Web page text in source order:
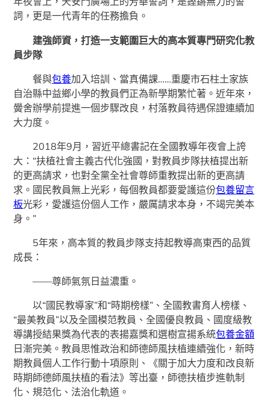
詞，更是一代青年的任務擔負。
建強師資，打造一支範圍巨大的高本質專門研究化教
員步隊
餐與包養加入培訓、當真備課……重慶市石柱土家族
自治縣中益鄉小學的教員們正為新學期繁忙著。近年來，
黌舍辦學前提進一個步驟改良，村落教員待遇保證連續加
大力度。
2018年9月，習近平總書記在全國教導年夜會上誇
大：“扶植社會主義古代化強國，對教員步隊扶植提出新
的更高請求，也對全黨全社會尊師重教提出新的更高請
求。國民教員無上光彩，每個教員都要愛護這份包養留言
板光彩，愛護這份個人工作，嚴厲請求本身，不竭完美本
身。”
5年來，高本質的教員步隊支持起教導高東西的品質
成長：
——尊師氣氛日益濃重。
以“國民教導家”和“時期榜樣”、全國教書育人榜樣、
“最美教員”以及全國模范教員、全國優良教員、國度級教
導講授結果獎為代表的表揚嘉獎和選樹宣揚系統包養金額
日漸完美。教員思惟政治和師德師風扶植連續強化，新時
期教員個人工作行動十項原則、《關于加大力度和改良新
時期師德師風扶植的看法》等出臺，師德扶植步進軌制
化、規范化、法治化軌道。